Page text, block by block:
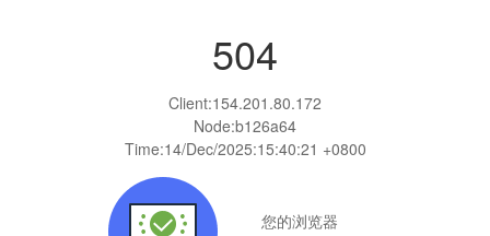
504
Client:154.201.80.172
Node:b126a64
Time:14/Dec/2025:15:40:21 +0800
您的浏览器